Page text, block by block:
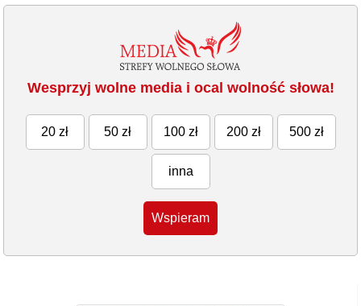
Wesprzyj wolne media i ocal wolność słowa!
20 zł 50 zł 100 zł 200 zł 500 zł
inna
Wspieram